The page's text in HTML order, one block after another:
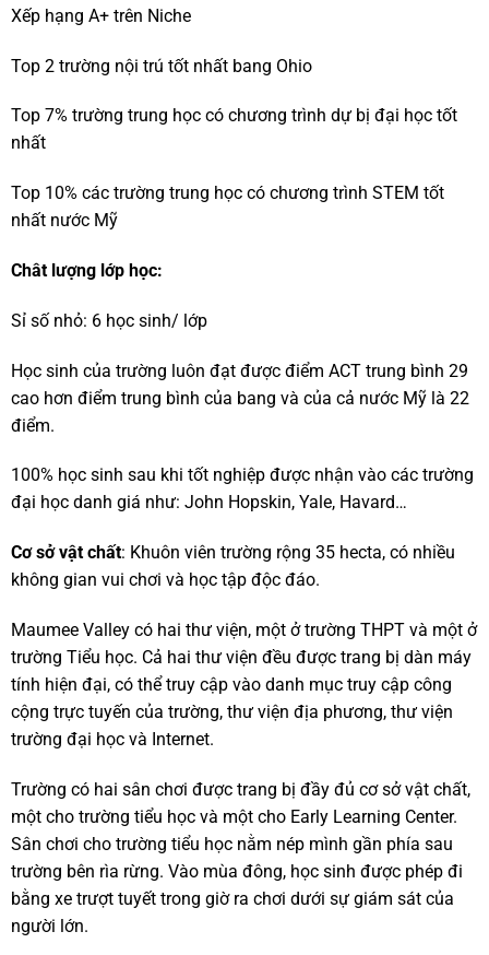
Xếp hạng A+ trên Niche
Top 2 trường nội trú tốt nhất bang Ohio
Top 7% trường trung học có chương trình dự bị đại học tốt
nhất
Top 10% các trường trung học có chương trình STEM tốt
nhất nước Mỹ
Chât lượng lớp học:
Sỉ số nhỏ: 6 học sinh/ lớp
Học sinh của trường luôn đạt được điểm ACT trung bình 29
cao hơn điểm trung bình của bang và của cả nước Mỹ là 22
điểm.
100% học sinh sau khi tốt nghiệp được nhận vào các trường
đại học danh giá như: John Hopskin, Yale, Havard…
Cơ sở vật chất: Khuôn viên trường rộng 35 hecta, có nhiều
không gian vui chơi và học tập độc đáo.
Maumee Valley có hai thư viện, một ở trường THPT và một ở
trường Tiểu học. Cả hai thư viện đều được trang bị dàn máy
tính hiện đại, có thể truy cập vào danh mục truy cập công
cộng trực tuyến của trường, thư viện địa phương, thư viện
trường đại học và Internet.
Trường có hai sân chơi được trang bị đầy đủ cơ sở vật chất,
một cho trường tiểu học và một cho Early Learning Center.
Sân chơi cho trường tiểu học nằm nép mình gần phía sau
trường bên rìa rừng. Vào mùa đông, học sinh được phép đi
bằng xe trượt tuyết trong giờ ra chơi dưới sự giám sát của
người lớn.